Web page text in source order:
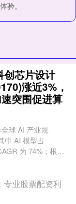
验。
创芯片设计
涨近3%，
突围促进算
球 AI 产业规
中 AI 模型占
为 74%；根据
....
专业股票配资利